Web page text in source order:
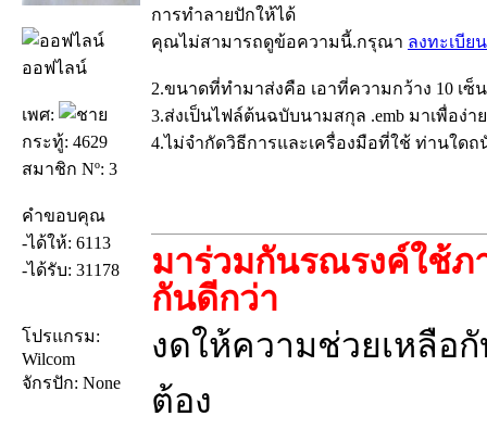
ออฟไลน์
เพศ:
กระทู้: 4629
สมาชิก Nº: 3
คำขอบคุณ
-ได้ให้: 6113
-ได้รับ: 31178
โปรแกรม:
Wilcom
จักรปัก: None
การทำลายปักให้ได้
คุณไม่สามารถดูข้อความนี้.กรุณา ลงทะเบียน
2.ขนาดที่ทำมาส่งคือ เอาที่ความกว้าง 10 เซ็
3.ส่งเป็นไฟล์ต้นฉบับนามสกุล .emb มาเพื่อง่
4.ไม่จำกัดวิธีการและเครื่องมือที่ใช้ ท่านใด
มาร่วมกันรณรงค์ใช้ภ
กันดีกว่า
งดให้ความช่วยเหลือ
ต้อง